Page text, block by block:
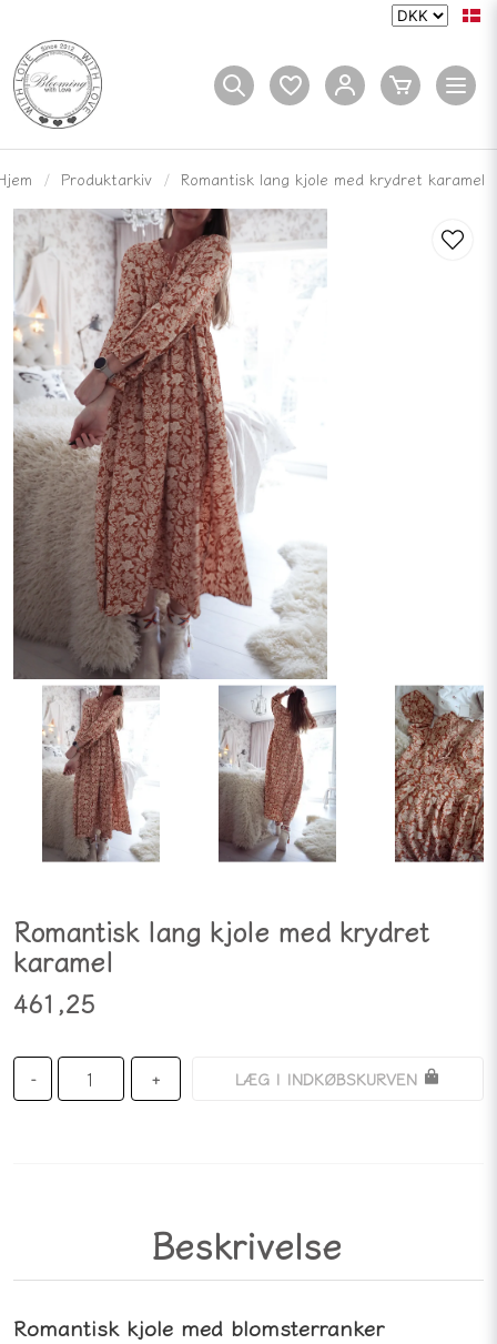
Produktarkiv Romantisk lang kjole med krydret karamel
Romantisk lang kjole med krydret
karamel
461,25
- + LÆG I INDKØBSKURVEN
Beskrivelse
Romantisk kjole med blomsterranker